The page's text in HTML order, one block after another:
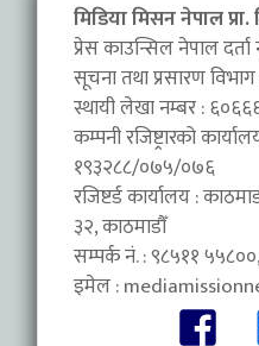
मिडिया मिसन नेपाल प्रा.
प्रेस काउन्सिल नेपाल
सूचना तथा प्रसारण
स्थायी लेखा नम्बर :
कम्पनी रजिष्ट्रारको
१९३२८८/०७५/०७६
रजिष्टर्ड कार्यालय :
३२, काठमाडौँ
सम्पर्क नं. : ९८५११
इमेल :